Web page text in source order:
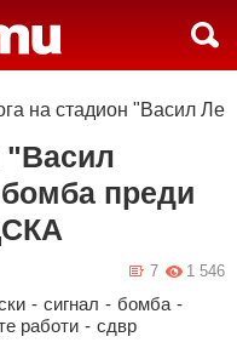
на стадион "Васил
"Васил
преди
1 546
7
- сигнал - бомба -
работи - сдвр